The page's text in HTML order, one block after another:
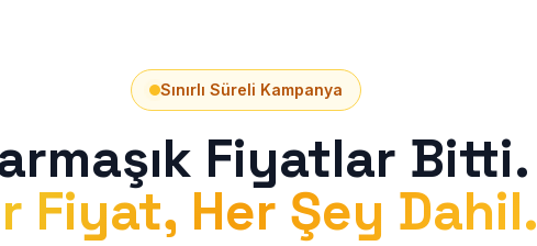
Sınırlı Süreli Kampanya
Fiyatlar Bitti.
Fiyat, Her Şey Dahil.